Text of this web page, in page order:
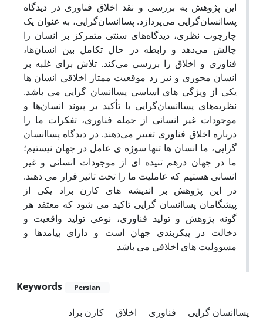
این پژوهش به بررسی و نقد اخلاق فناوری در دیدگاه
پساانسان‌گرایی می‌پردازد. پساانسان‌گرایی، به عنوان یک
چارچوب نظری، دیدگاه‌های سنتی متمرکز بر انسان را
چالش می‌دهد و رابطه در حال تکامل بین انسان‌ها،
فناوری و اخلاق را بررسی می‌کند. تلاش برای غلبه بر
انسان محوری و نیز رد موقعیت ممتاز اخلاقی انسان ها
یکی از ویژگی های اساسی پساانسان گرایی می باشد.
نظریه‌های پساانسان‌گرایی با تأکید بر پیوند انسان‌ها و
موجودات غیر انسانی از جمله فناوری، تفکرات ما را
درباره اخلاق فناوری تغییر می‌دهند. در دیدگاه پساانسان
گرایی، ما انسان ها تنها سوژه ی عامل در جهان نیستیم؛
ما در جهان درهم تنیده ای از موجودات انسانی و غیر
انسانی هستیم که عاملیت ما را تحت تاثیر قرار می دهند.
در این پژوهش بر اندیشه های کارن براد یکی از
پیشگامان پساانسان گرایی تاکید می شود که معتقد هر
گونه پژوهش و تولید فناوری، نوعی تولید واقعیت و
دخالت در پیکربندی جهان است و دارای پیامدها و
مسوولیت های اخلاقی می باشد
Keywords Persian
پساانسان گرایی فناوری اخلاق
کارن براد